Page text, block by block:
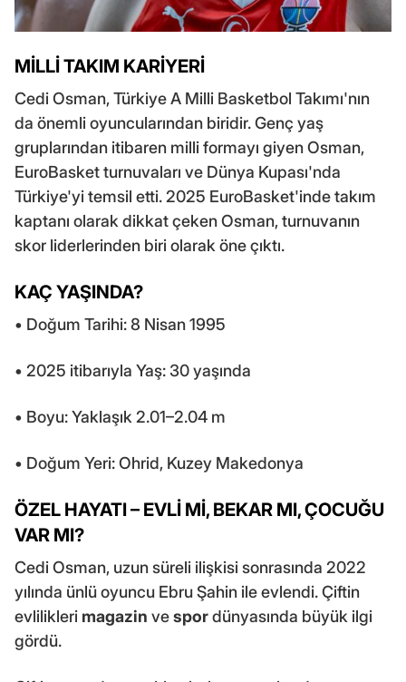
MİLLİ TAKIM KARİYERİ
Cedi Osman, Türkiye A Milli Basketbol Takımı'nın
da önemli oyuncularından biridir. Genç yaş
gruplarından itibaren milli formayı giyen Osman,
EuroBasket turnuvaları ve Dünya Kupası'nda
Türkiye'yi temsil etti. 2025 EuroBasket'inde takım
kaptanı olarak dikkat çeken Osman, turnuvanın
skor liderlerinden biri olarak öne çıktı.
KAÇ YAŞINDA?
• Doğum Tarihi: 8 Nisan 1995
• 2025 itibarıyla Yaş: 30 yaşında
• Boyu: Yaklaşık 2.01–2.04 m
• Doğum Yeri: Ohrid, Kuzey Makedonya
ÖZEL HAYATI – EVLİ Mİ, BEKAR MI, ÇOCUĞU
VAR MI?
Cedi Osman, uzun süreli ilişkisi sonrasında 2022
yılında ünlü oyuncu Ebru Şahin ile evlendi. Çiftin
evlilikleri magazin vespordünyasında büyük ilgi
gördü.